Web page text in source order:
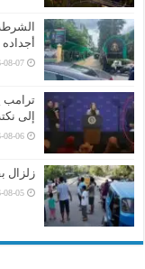
08-07
ترامب
إلى
08-06
زلزال بقوة 6.3 درجة يضرب
08-05